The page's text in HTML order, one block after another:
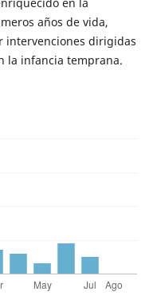
años de vida,
intervenciones dirigidas
la infancia temprana.